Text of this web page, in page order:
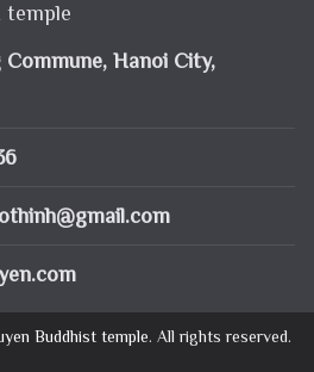
temple
Commune, Hanoi City,
Buddhist temple. All rights reserved.